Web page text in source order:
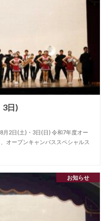
3日)
8月2日(土)・3日(日) 令和7年度オー
オープンキャンパススペシャルス
お知らせ